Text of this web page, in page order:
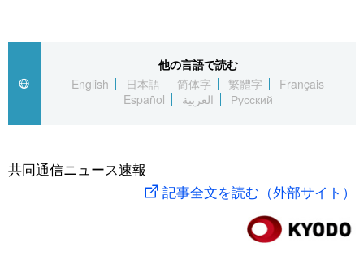
العربية
社会
旅と暮らし
社会
文化
科学・技術
暮らし
お知らせ
他の言語で読む
English
日本語 简体字 繁體字
Français
Español
العربية Русский
共同通信ニュース速報
記事全文を読む（外部サイト）